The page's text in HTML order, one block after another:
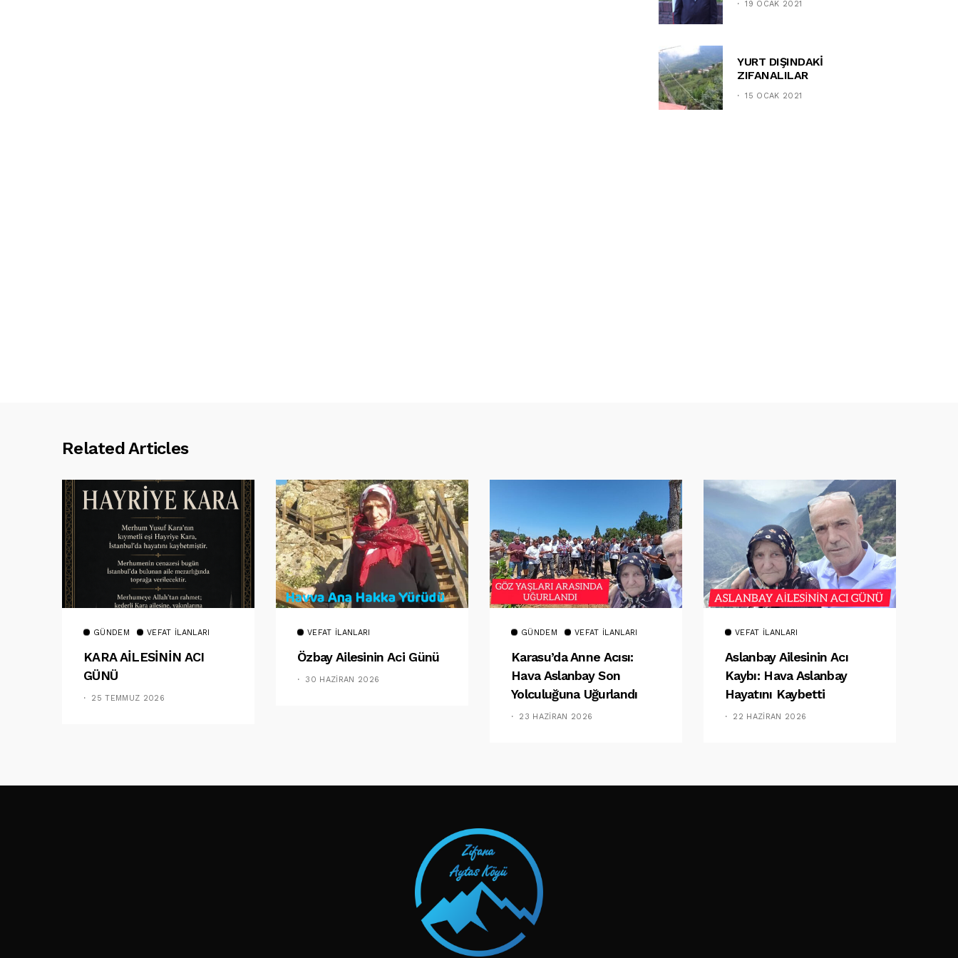
19 OCAK 2021
YURT DIŞINDAKİ
ZIFANALILAR
15 OCAK 2021
Related Articles
GÜNDEM VEFAT İLANLARI
KARA AİLESİNİN ACI
GÜNÜ
25 TEMMUZ 2026
VEFAT İLANLARI
Özbay Ailesinin Aci Günü
30 HAZIRAN 2026
GÜNDEM VEFAT İLANLARI
Karasu’da Anne Acısı:
Hava Aslanbay Son
Yolculuğuna Uğurlandı
23 HAZIRAN 2026
VEFAT İLANLARI
Aslanbay Ailesinin Acı
Kaybı: Hava Aslanbay
Hayatını Kaybetti
22 HAZIRAN 2026
TAKIP ET